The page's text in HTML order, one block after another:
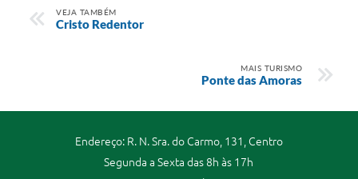
VEJA TAMBÉM
Cristo Redentor
MAIS TURISMO
Ponte das Amoras
Endereço: R. N. Sra. do Carmo, 131, Centro
Segunda a Sexta das 8h às 17h